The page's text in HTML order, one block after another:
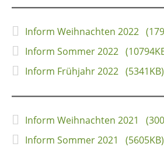
Inform Weihnachten 2022
Inform Sommer 2022
Inform Frühjahr 2022 (5341KB)
Inform Weihnachten 2021
Inform Sommer 2021 (5605KB)